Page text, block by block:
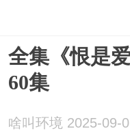
全集《恨是
60集
啥叫环境 2025-09-